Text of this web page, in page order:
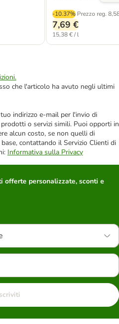
-10.37% Prezzo reg.
7,69 €
15,38 € / l
che l'articolo ha avuto negli ultimi
indirizzo e-mail per l'invio di
o servizi simili. Puoi opporti in
alcun costo, se non quelli di
contattando il Servizio Clienti di
Informativa sulla Privacy
offerte personalizzate, sconti e